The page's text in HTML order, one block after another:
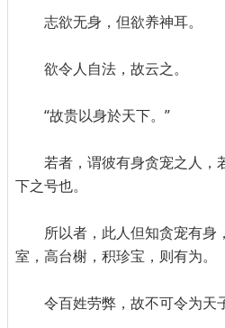
志欲无身，但欲养神耳。
欲令人自法，故云之。
“故贵以身於天下。”
若者，谓彼有身贪宠之人，
下之号也。
所以者，此人但知贪宠有身
室，高台榭，积珍宝，则有为。
令百姓劳弊，故不可令为天